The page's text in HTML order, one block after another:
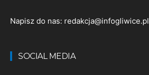
Napisz do nas: redakcja@infogliwice.pl
SOCIAL MEDIA